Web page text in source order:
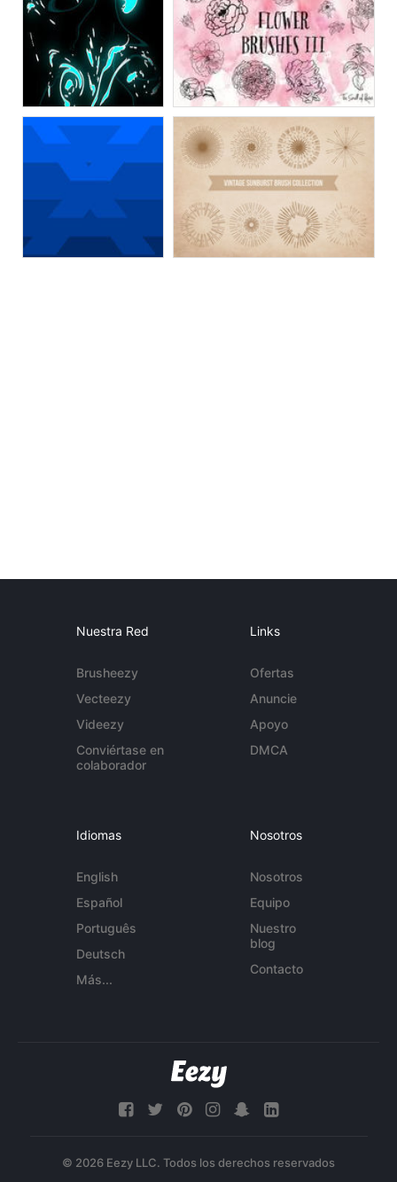
Nuestra Red
Brusheezy
Vecteezy
Videezy
Conviértase en
colaborador
Links
Ofertas
Anuncie
Apoyo
DMCA
Idiomas
English
Español
Português
Deutsch
Más...
Nosotros
Nosotros
Equipo
Nuestro
blog
Contacto
© 2026 Eezy LLC. Todos los derechos reservados